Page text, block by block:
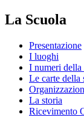
La Scuola
Presentazione
I luoghi
I numeri della
Le carte della
La storia
Ricevimento